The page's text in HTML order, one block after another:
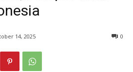
14, 2025 0